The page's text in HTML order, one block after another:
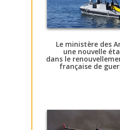
Le ministère des
une nouvelle
dans le
française de